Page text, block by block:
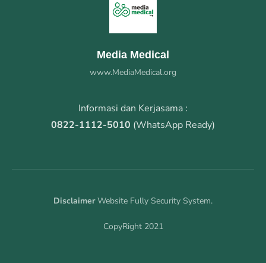
Media Medical
www.MediaMedical.org
Informasi dan Kerjasama :
0822-1112-5010 (WhatsApp Ready)
DisclaimerWebsite Fully Security System.
CopyRight 2021